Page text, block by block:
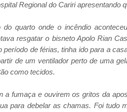
Regional do Cariri apresentando
quarto onde o incêndio
resgatar o bisneto Apolo Rian
período de férias, tinha ido para a
de um ventilador perto de uma
como tecidos.
a fumaça e ouvirem os gritos da
para debelar as chamas. Foi tudo